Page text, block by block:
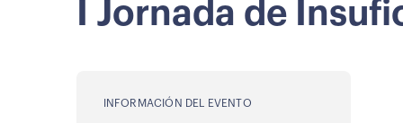
I Jornada de
INFORMACIÓN DEL EVENTO